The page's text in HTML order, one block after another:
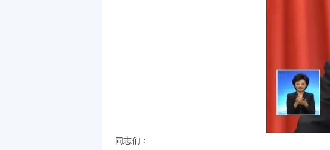
同志们：